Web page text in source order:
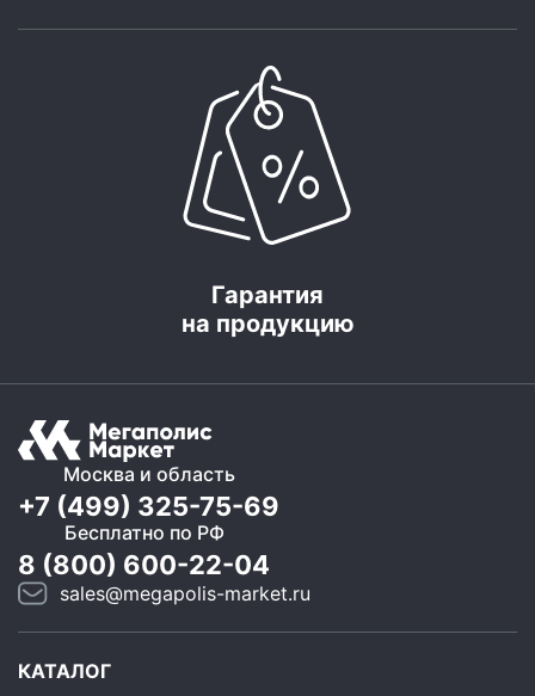
Гарантия
на продукцию
Москва и область
+7 (499) 325-75-69
Бесплатно по РФ
8 (800) 600-22-04
sales@megapolis-market.ru
КАТАЛОГ